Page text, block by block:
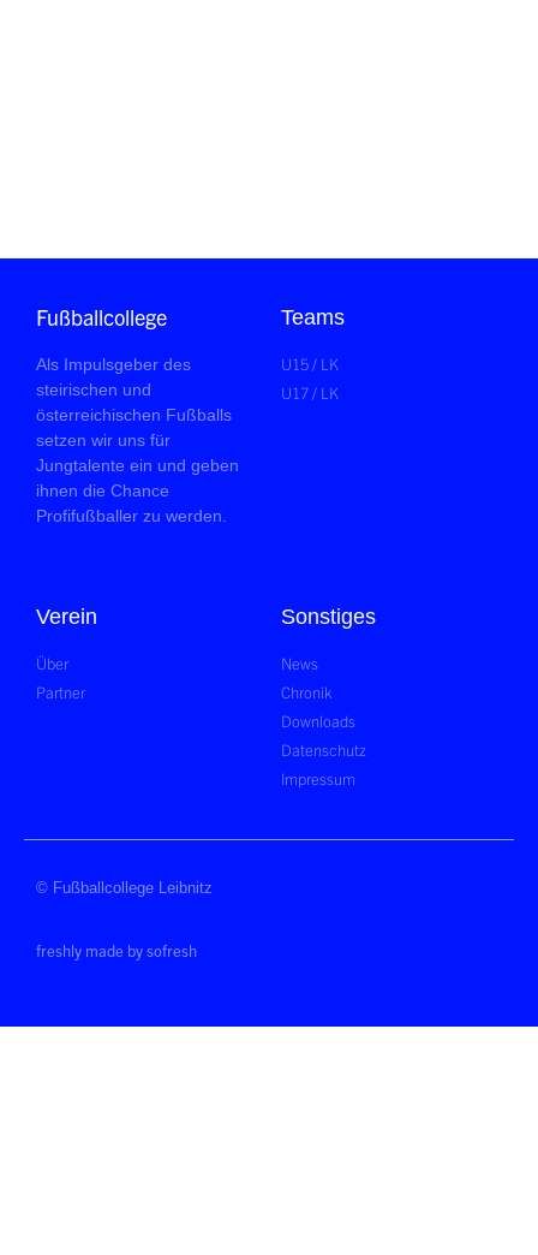
Fußballcollege
Als Impulsgeber des
steirischen und
österreichischen Fußballs
setzen wir uns für
Jungtalente ein und geben
ihnen die Chance
Profifußballer zu werden.
Teams
U15 / LK
U17 / LK
Verein
Über
Partner
Sonstiges
News
Chronik
Downloads
Datenschutz
Impressum
© Fußballcollege Leibnitz
freshly made by sofresh